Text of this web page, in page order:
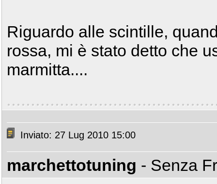
Riguardo alle scintille,
rossa, mi è stato detto che
marmitta....
Inviato: 27 Lug 2010 15:00
marchettotuning - Senza